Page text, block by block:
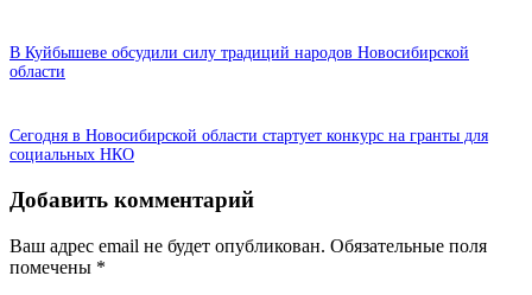
В Куйбышеве обсудили силу традиций народов Новосибирской
области
Сегодня в Новосибирской области стартует конкурс на гранты для
социальных НКО
Добавить комментарий
Ваш адрес email не будет опубликован. Обязательные поля
помечены *